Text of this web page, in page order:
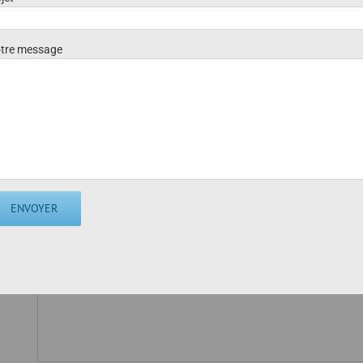
Vous pouvez également utiliser le formulaire de
Votre nom (requis)
message